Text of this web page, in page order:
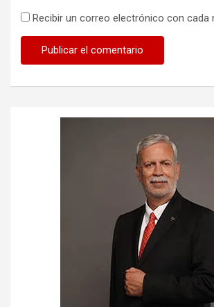
Recibir un correo electrónico con cada